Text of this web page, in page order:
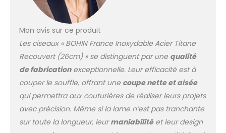
Mon avis sur ce produit
Les ciseaux « BOHIN France Inoxydable Acier Titane
Recouvert (26cm) » se distinguent par une qualité
de fabricationexceptionnelle. Leur efficacité est à
couper le souffle, offrant une coupe nette et aisée
qui permettra aux couturières de réaliser leurs projets
avec précision. Même si la lame n’est pas tranchante
sur toute la longueur, leurmaniabilitéet leur design